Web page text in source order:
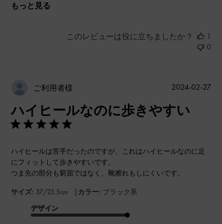
もっと見る
このレビューは役に立ちましたか？
1
0
ご利用者様
ハイヒールなのに歩きやすい
ハイヒールは苦手だったのですが、これはハイヒールなのに足
にフィットして歩きやすいです。
つま先の部分も窮屈ではなく、靴擦れもしにくいです。
サイズ: 37/23.5cm | カラー: ブラック系
デザイン
公
2024-02-27